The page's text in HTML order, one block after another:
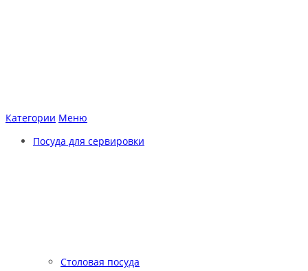
Категории Меню
Посуда для сервировки
Столовая посуда